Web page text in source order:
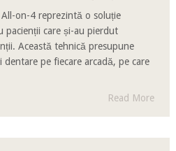
on-4 reprezintă o soluție
pacienții care și-au pierdut
Această tehnică presupune
pe fiecare arcadă, pe care
Read More